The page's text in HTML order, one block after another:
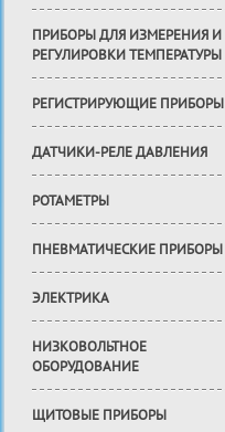
ПРИБОРЫ ДЛЯ ИЗМЕРЕНИЯ И
РЕГУЛИРОВКИ ТЕМПЕРАТУРЫ
РЕГИСТРИРУЮЩИЕ ПРИБОРЫ
ДАТЧИКИ-РЕЛЕ ДАВЛЕНИЯ
РОТАМЕТРЫ
ПНЕВМАТИЧЕСКИЕ ПРИБОРЫ
ЭЛЕКТРИКА
НИЗКОВОЛЬТНОЕ
ОБОРУДОВАНИЕ
ЩИТОВЫЕ ПРИБОРЫ